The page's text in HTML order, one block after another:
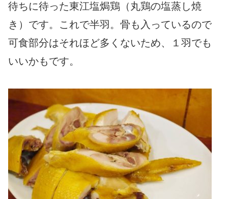
待ちに待った東江塩焗鶏（丸鶏の塩蒸し焼
き）です。これで半羽。骨も入っているので
可食部分はそれほど多くないため、１羽でも
いいかもです。